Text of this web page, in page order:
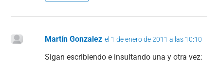
Martín Gonzalez el 1 de enero de 2011 a las 10:10
Sigan escribiendo e insultando una y otra vez: